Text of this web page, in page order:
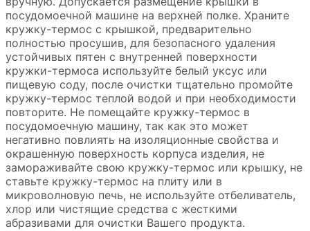
посудомоечной машине на верхней полке. Храните
кружку-термос с крышкой, предварительно
полностью просушив, для безопасного удаления
устойчивых пятен с внутренней поверхности
кружки-термоса используйте белый уксус или
пищевую соду, после очистки тщательно промойте
кружку-термос теплой водой и при необходимости
повторите. Не помещайте кружку-термос в
посудомоечную машину, так как это может
негативно повлиять на изоляционные свойства и
окрашенную поверхность корпуса изделия, не
замораживайте свою кружку-термос или крышку, не
ставьте кружку-термос на плиту или в
микроволновую печь, не используйте отбеливатель,
хлор или чистящие средства с жесткими
абразивами для очистки Вашего продукта.